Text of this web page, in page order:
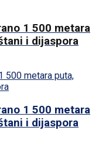
1 500 metara
i dijaspora
1 500 metara
i dijaspora